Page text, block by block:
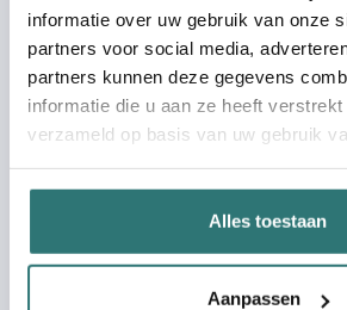
informatie over uw gebruik van onze
partners voor social media,
partners kunnen deze gegevens
informatie die u aan ze heeft
verzameld op basis van uw gebruik
Alles toestaan
Aanpassen
Telefoonnummer
Bericht
Ja, ik ga akkoord met de